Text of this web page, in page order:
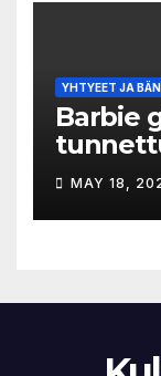
YHTYEET JA
Barbie
MAY 18,